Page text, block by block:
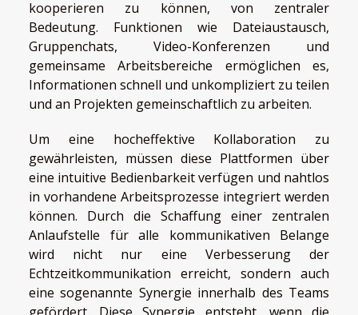
kooperieren zu können, von zentraler
Bedeutung. Funktionen wie Dateiaustausch,
Gruppenchats, Video-Konferenzen und
gemeinsame Arbeitsbereiche ermöglichen es,
Informationen schnell und unkompliziert zu teilen
und an Projekten gemeinschaftlich zu arbeiten.
Um eine hocheffektive Kollaboration zu
gewährleisten, müssen diese Plattformen über
eine intuitive Bedienbarkeit verfügen und nahtlos
in vorhandene Arbeitsprozesse integriert werden
können. Durch die Schaffung einer zentralen
Anlaufstelle für alle kommunikativen Belange
wird nicht nur eine Verbesserung der
Echtzeitkommunikation erreicht, sondern auch
eine sogenannte Synergie innerhalb des Teams